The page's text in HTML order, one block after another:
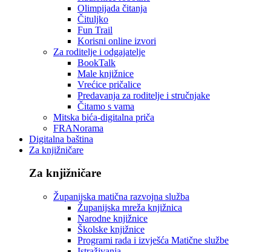
Olimpijada čitanja
Čituljko
Fun Trail
Korisni online izvori
Za roditelje i odgajatelje
BookTalk
Male knjižnice
Vrećice pričalice
Predavanja za roditelje i stručnjake
Čitamo s vama
Mitska bića-digitalna priča
FRANorama
Digitalna baština
Za knjižničare
Za knjižničare
Županijska matična razvojna služba
Županijska mreža knjižnica
Narodne knjižnice
Školske knjižnice
Programi rada i izvješća Matične službe